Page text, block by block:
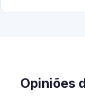
Opiniões